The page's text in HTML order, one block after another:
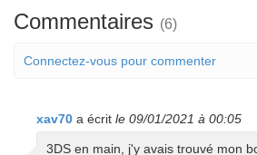
Commentaires (6)
Connectez-vous pour commenter
xav70 a écrit le 09/01/2021 à 00:05
3DS en main, j'y avais trouvé mon